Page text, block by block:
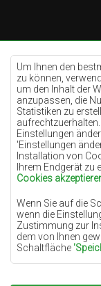
Um Ihnen den
zu können,
um den Inhalt der
anzupassen, die
Statistiken zu
Einstellungen
'Einstellungen
Installation von
Ihrem Endgerät zu
Cookies
Wenn Sie auf die
wenn die
Zustimmung zur
dem von Ihnen
Schaltfläche